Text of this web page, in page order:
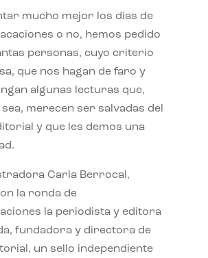
mucho mejor los días de
o no, hemos pedido
personas, cuyo criterio
que nos hagan de faro y
algunas lecturas que,
merecen ser salvadas del
y que les demos una
Carla Berrocal,
la ronda de
la periodista y editora
fundadora y directora de
un sello independiente